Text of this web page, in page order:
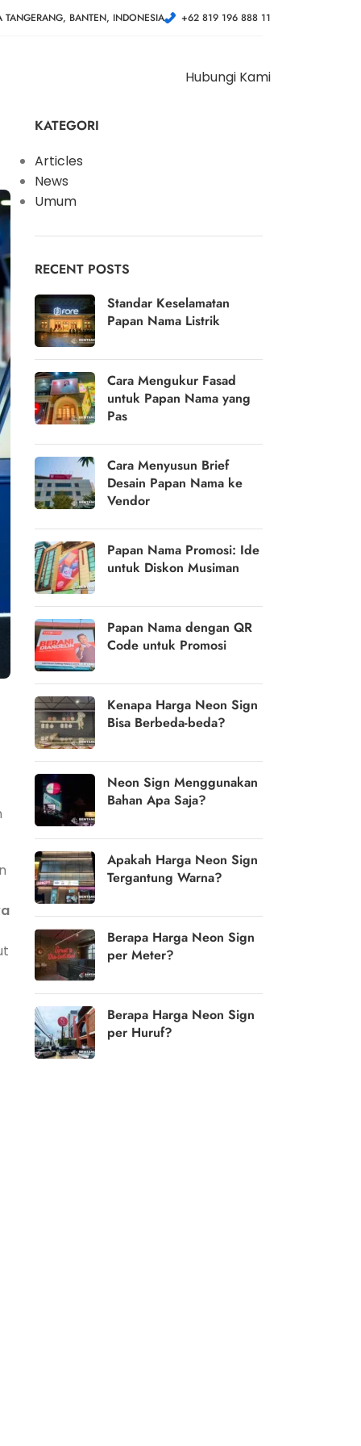
TANGERANG, BANTEN, INDONESIA +62 819 196 888 11
Hubungi Kami
KATEGORI
Articles
News
Umum
RECENT POSTS
Standar Keselamatan
Papan Nama Listrik
Cara Mengukur Fasad
untuk Papan Nama yang
Pas
Cara Menyusun Brief
Desain Papan Nama ke
Vendor
Papan Nama Promosi: Ide
untuk Diskon Musiman
Papan Nama dengan QR
Code untuk Promosi
Kenapa Harga Neon Sign
Bisa Berbeda-beda?
Neon Sign Menggunakan
Bahan Apa Saja?
Apakah Harga Neon Sign
Tergantung Warna?
Berapa Harga Neon Sign
per Meter?
Berapa Harga Neon Sign
per Huruf?